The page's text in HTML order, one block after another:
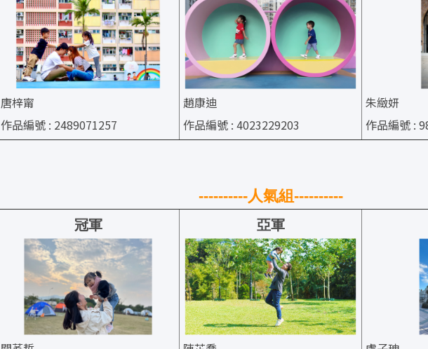
唐梓甯
作品編號 : 2489071257
趙康迪
作品編號 : 4023229203
朱緻妍
作品編號 :
----------人氣組----------
冠軍 亞軍